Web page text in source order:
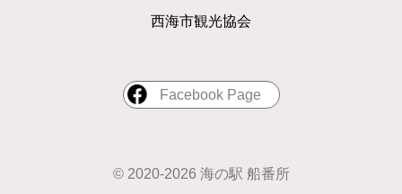
西海市観光協会
Facebook Page
© 2020-2026 海の駅 船番所